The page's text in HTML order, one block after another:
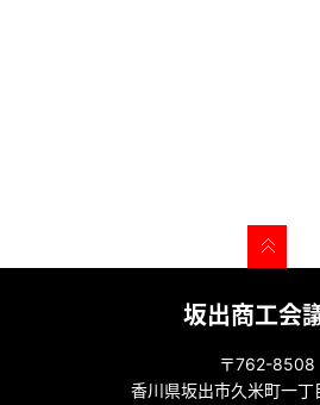
坂出商工会
〒762-8508
香川県坂出市久米町一丁